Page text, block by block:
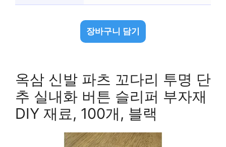
장바구니 담기
옥삼 신발 파츠 꼬다리 투명 단
추 실내화 버튼 슬리퍼 부자재
DIY 재료, 100개, 블랙